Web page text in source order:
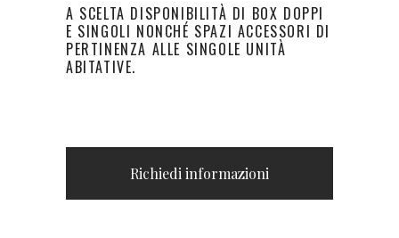
A SCELTA DISPONIBILITÀ DI BOX DOPPI
E SINGOLI NONCHÉ SPAZI ACCESSORI DI
PERTINENZA ALLE SINGOLE UNITÀ
ABITATIVE.
Richiedi informazioni